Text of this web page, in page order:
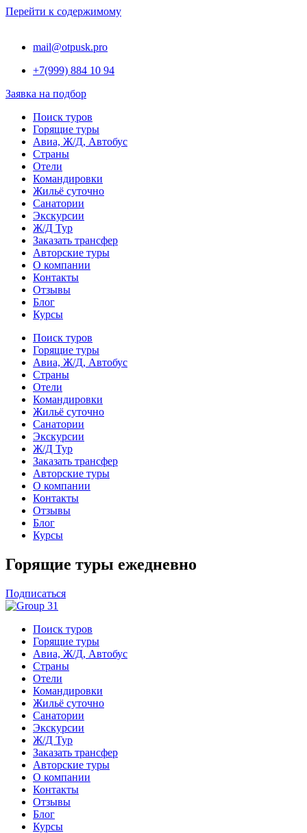
Перейти к содержимому
mail@otpusk.pro
+7(999) 884 10 94
Заявка на подбор
Поиск туров
Горящие туры
Авиа, Ж/Д, Автобус
Страны
Отели
Командировки
Жильё суточно
Санатории
Экскурсии
Ж/Д Тур
Заказать трансфер
Авторские туры
О компании
Контакты
Отзывы
Блог
Курсы
Поиск туров
Горящие туры
Авиа, Ж/Д, Автобус
Страны
Отели
Командировки
Жильё суточно
Санатории
Экскурсии
Ж/Д Тур
Заказать трансфер
Авторские туры
О компании
Контакты
Отзывы
Блог
Курсы
Горящие туры ежедневно
Подписаться
Поиск туров
Горящие туры
Авиа, Ж/Д, Автобус
Страны
Отели
Командировки
Жильё суточно
Санатории
Экскурсии
Ж/Д Тур
Заказать трансфер
Авторские туры
О компании
Контакты
Отзывы
Блог
Курсы